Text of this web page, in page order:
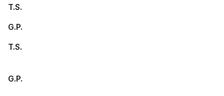
T.S.
G.P.
T.S.
G.P.